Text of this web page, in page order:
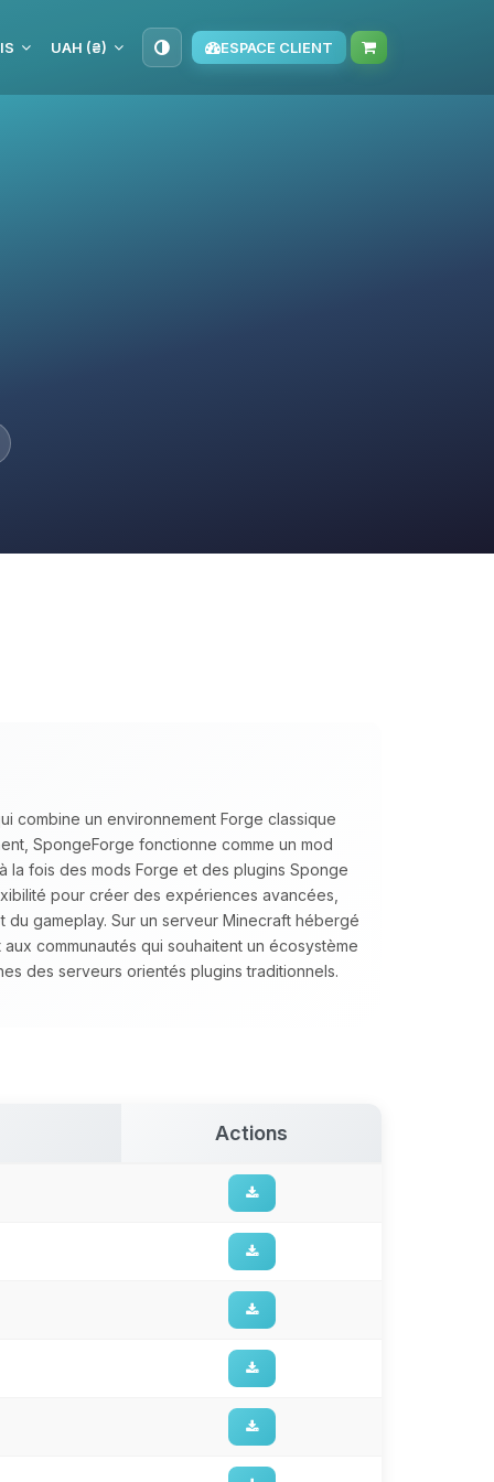
UAH (₴) ESPACE CLIENT
combine un environnement Forge classique
SpongeForge fonctionne comme un mod
la fois des mods Forge et des plugins Sponge
pour créer des expériences avancées,
gameplay. Sur un serveur Minecraft hébergé
communautés qui souhaitent un écosystème
des serveurs orientés plugins traditionnels.
Actions